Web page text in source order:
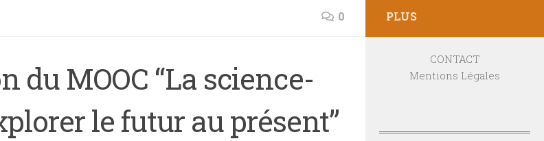
0
du MOOC “La science-
le futur au présent”
PLUS
CONTACT
Mentions Légales